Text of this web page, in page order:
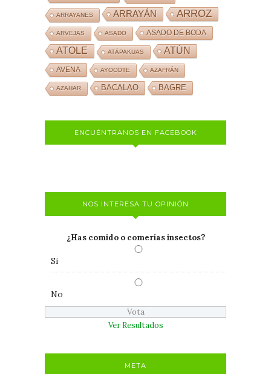
ARRAYANES ARRAYÁN ARROZ
ARVEJAS ASADO ASADO DE BODA
ATOLE ATÁPAKUAS ATÚN
AVENA AYOCOTE AZAFRÁN
AZAHAR BACALAO BAGRE
ENCUÉNTRANOS EN FACEBOOK
NOS INTERESA TU OPINIÓN
¿Has comido o comerías insectos?
Si
No
Ver Resultados
META